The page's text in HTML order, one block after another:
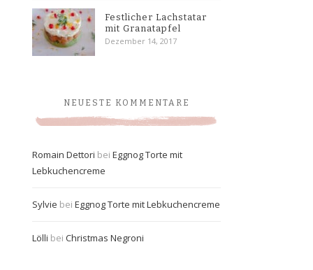
Festlicher Lachstatar
mit Granatapfel
Dezember 14, 2017
NEUESTE KOMMENTARE
Romain Dettori bei Eggnog Torte mit
Lebkuchencreme
Sylvie bei Eggnog Torte mit Lebkuchencreme
Lölli bei Christmas Negroni